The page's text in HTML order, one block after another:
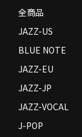
全商品
JAZZ-US
BLUE NOTE
JAZZ-EU
JAZZ-JP
JAZZ-VOCAL
J-POP